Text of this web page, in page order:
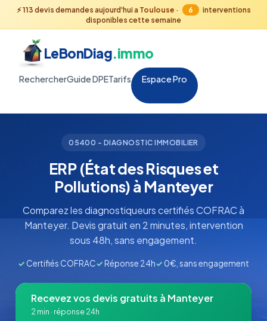
⚡113 devis demandes aujourd'hui a Toulouse · 6
interventions
disponibles cette semaine
LeBonDiag.immo
RechercherGuide DPETarifs Espace Pro
05400 - DIAGNOSTIC IMMOBILIER
ERP (État des Risques et
Pollutions) à Manteyer
Comparez les diagnostiqueurs certifiés COFRAC à
Manteyer. Devis gratuit en 2 minutes, intervention
sous 48h, sans engagement.
✓ Certifiés COFRAC✓Réponse 24h✓ 0€, sans engagement
Recevez vos devis gratuits à Manteyer
2 min · réponse 24h